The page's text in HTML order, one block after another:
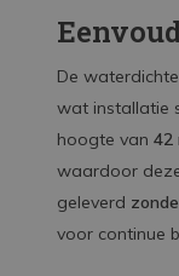
De
wat installatie
hoogte van 42
waardoor
geleverd
voor continue